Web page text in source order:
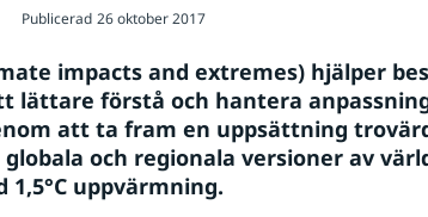
Publicerad 26 oktober 2017
impacts and extremes) hjälper
lättare förstå och hantera
att ta fram en uppsättning
och regionala versioner av
1,5°C uppvärmning.